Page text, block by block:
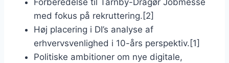
Forberedelse til Tårnby-Dragør Jobmesse
med fokus på rekruttering.[2]
Høj placering i DI’s analyse af
erhvervsvenlighed i 10-års perspektiv.[1]
Politiske ambitioner om nye digitale,